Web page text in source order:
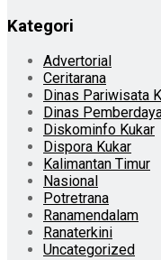
Kategori
Advertorial
Ceritarana
Dinas Pariwisata
Dinas
Diskominfo Kukar
Dispora Kukar
Kalimantan Timur
Nasional
Potretrana
Ranamendalam
Ranaterkini
Uncategorized